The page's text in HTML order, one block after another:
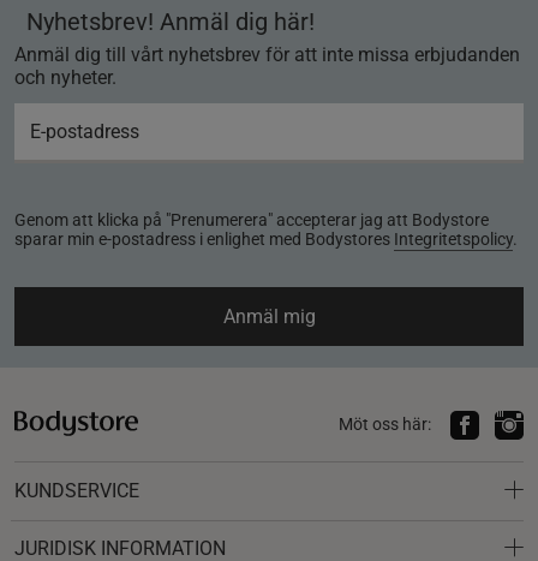
Nyhetsbrev! Anmäl dig här!
Anmäl dig till vårt nyhetsbrev för att inte missa erbjudanden
och nyheter.
Genom att klicka på "Prenumerera" accepterar jag att Bodystore
sparar min e-postadress i enlighet med Bodystores Integritetspolicy.
Anmäl mig
Möt oss här:
KUNDSERVICE
JURIDISK INFORMATION